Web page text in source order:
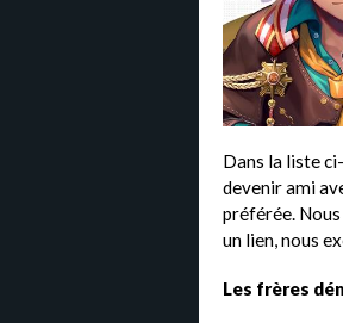
Dans la liste
devenir ami
préférée.
un lien, nous
Les frères